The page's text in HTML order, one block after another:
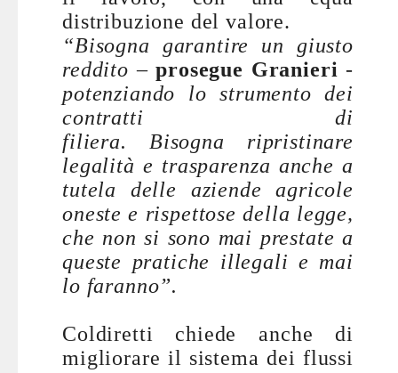
distribuzione del valore.
“Bisogna garantire un giusto
reddito – prosegue Granieri -
potenziando lo strumento dei
contratti di
filiera.
Bisogna
ripristinare
legalità e trasparenza anche a
tutela delle aziende agricole
oneste e rispettose della legge,
che non si sono mai prestate a
queste pratiche illegali e mai
lo faranno”.
Coldiretti chiede anche di
migliorare il sistema dei flussi